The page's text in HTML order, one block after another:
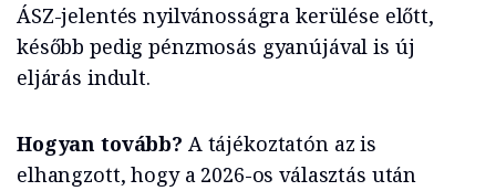
ÁSZ-jelentés nyilvánosságra kerülése előtt,
később pedig pénzmosás gyanújával is új
eljárás indult.
Hogyan tovább? A tájékoztatón az is
elhangzott, hogy a 2026-os választás után